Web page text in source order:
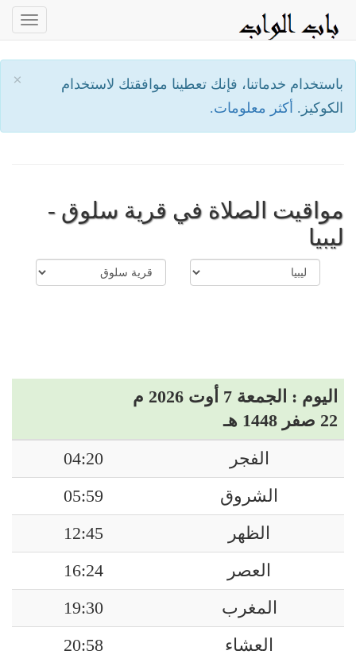
×
باستخدام خدماتنا، فإنك تعطينا موافقتك لاستخدام
الكوكيز. أكثر معلومات.
مواقيت الصلاة في قرية سلوق -
ليبيا
اليوم : الجمعة 7 أوت 2026 م
22 صفر 1448 هـ
الفجر
04:20
الشروق
05:59
الظهر
12:45
العصر
16:24
المغرب
19:30
العشاء
20:58